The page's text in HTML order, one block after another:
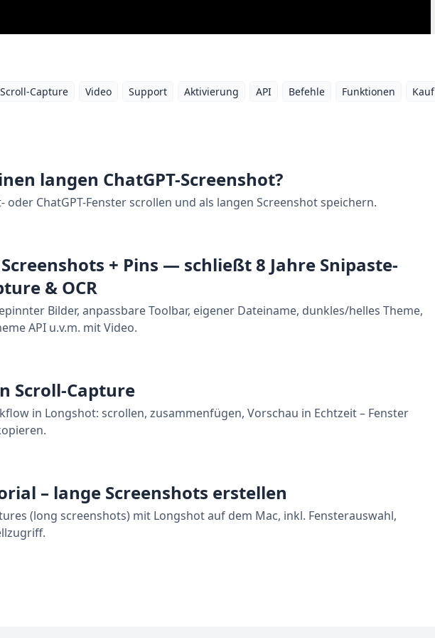
Scroll-Capture Video Support Aktivierung API Befehle Funktionen
Kauf
langen ChatGPT-Screenshot?
ChatGPT-Fenster scrollen und als langen Screenshot speichern.
+ Pins — schließt 8 Jahre Snipaste-
& OCR
Bilder, anpassbare Toolbar, eigener Dateiname, dunkles/helles Theme,
API u.v.m. mit Video.
Scroll-Capture
in Longshot: scrollen, zusammenfügen, Vorschau in Echtzeit – Fenster
– lange Screenshots erstellen
(long screenshots) mit Longshot auf dem Mac, inkl. Fensterauswahl,